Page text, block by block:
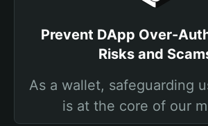
Prevent DApp Over-
Risks and
As a wallet, safeguarding
is at the core of our